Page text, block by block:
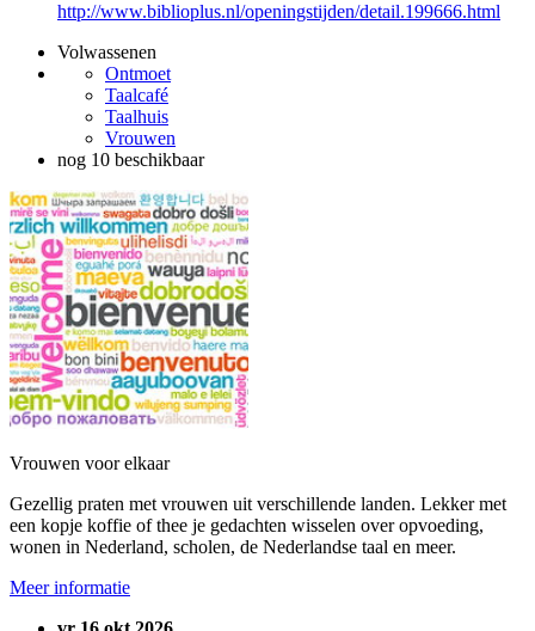
http://www.biblioplus.nl/openingstijden/detail.199666.html
Volwassenen
Ontmoet
Taalcafé
Taalhuis
Vrouwen
nog 10 beschikbaar
Vrouwen voor elkaar
Gezellig praten met vrouwen uit verschillende landen. Lekker met
een kopje koffie of thee je gedachten wisselen over opvoeding,
wonen in Nederland, scholen, de Nederlandse taal en meer.
Meer informatie